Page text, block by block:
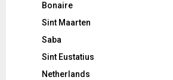
Bonaire
Sint Maarten
Saba
Sint Eustatius
Netherlands